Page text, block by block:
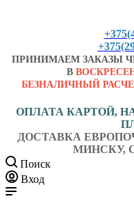
ПРИНИМАЕМ ЗАКАЗЫ
В
БЕЗНАЛИЧНЫЙ
ОПЛАТА КАРТОЙ,
ДОСТАВКА
МИНСКУ,
Поиск
Вход